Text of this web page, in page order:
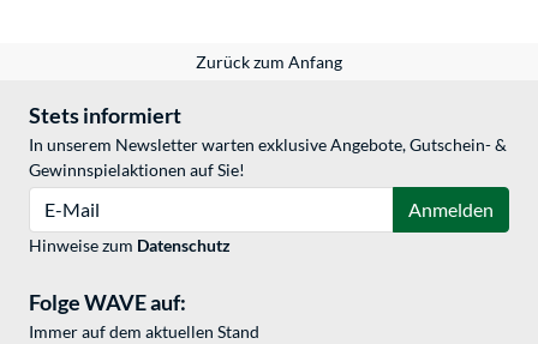
Zurück zum Anfang
Stets informiert
In unserem Newsletter warten exklusive Angebote, Gutschein- &
Gewinnspielaktionen auf Sie!
Anmelden
Hinweise zum Datenschutz
Folge WAVE auf:
Immer auf dem aktuellen Stand